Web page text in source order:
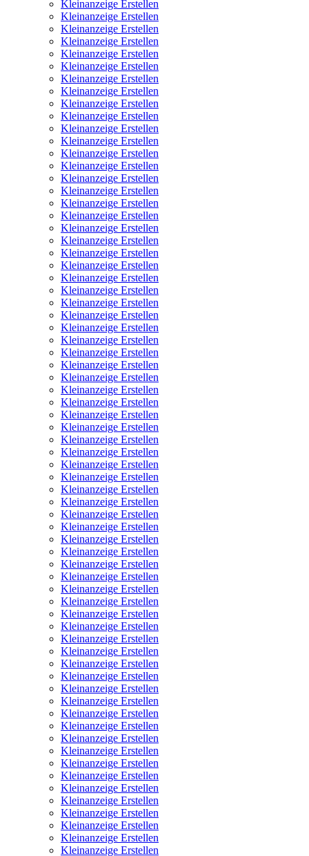
Kleinanzeige Erstellen
Kleinanzeige Erstellen
Kleinanzeige Erstellen
Kleinanzeige Erstellen
Kleinanzeige Erstellen
Kleinanzeige Erstellen
Kleinanzeige Erstellen
Kleinanzeige Erstellen
Kleinanzeige Erstellen
Kleinanzeige Erstellen
Kleinanzeige Erstellen
Kleinanzeige Erstellen
Kleinanzeige Erstellen
Kleinanzeige Erstellen
Kleinanzeige Erstellen
Kleinanzeige Erstellen
Kleinanzeige Erstellen
Kleinanzeige Erstellen
Kleinanzeige Erstellen
Kleinanzeige Erstellen
Kleinanzeige Erstellen
Kleinanzeige Erstellen
Kleinanzeige Erstellen
Kleinanzeige Erstellen
Kleinanzeige Erstellen
Kleinanzeige Erstellen
Kleinanzeige Erstellen
Kleinanzeige Erstellen
Kleinanzeige Erstellen
Kleinanzeige Erstellen
Kleinanzeige Erstellen
Kleinanzeige Erstellen
Kleinanzeige Erstellen
Kleinanzeige Erstellen
Kleinanzeige Erstellen
Kleinanzeige Erstellen
Kleinanzeige Erstellen
Kleinanzeige Erstellen
Kleinanzeige Erstellen
Kleinanzeige Erstellen
Kleinanzeige Erstellen
Kleinanzeige Erstellen
Kleinanzeige Erstellen
Kleinanzeige Erstellen
Kleinanzeige Erstellen
Kleinanzeige Erstellen
Kleinanzeige Erstellen
Kleinanzeige Erstellen
Kleinanzeige Erstellen
Kleinanzeige Erstellen
Kleinanzeige Erstellen
Kleinanzeige Erstellen
Kleinanzeige Erstellen
Kleinanzeige Erstellen
Kleinanzeige Erstellen
Kleinanzeige Erstellen
Kleinanzeige Erstellen
Kleinanzeige Erstellen
Kleinanzeige Erstellen
Kleinanzeige Erstellen
Kleinanzeige Erstellen
Kleinanzeige Erstellen
Kleinanzeige Erstellen
Kleinanzeige Erstellen
Kleinanzeige Erstellen
Kleinanzeige Erstellen
Kleinanzeige Erstellen
Kleinanzeige Erstellen
Kleinanzeige Erstellen